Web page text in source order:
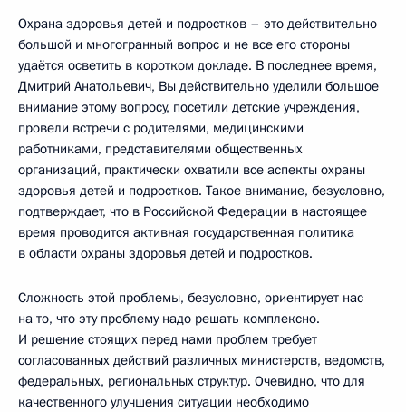
Охрана здоровья детей и подростков – это действительно
большой и многогранный вопрос и не все его стороны
удаётся осветить в коротком докладе. В последнее время,
Дмитрий Анатольевич, Вы действительно уделили большое
внимание этому вопросу, посетили детские учреждения,
провели встречи с родителями, медицинскими
работниками, представителями общественных
организаций, практически охватили все аспекты охраны
здоровья детей и подростков. Такое внимание, безусловно,
подтверждает, что в Российской Федерации в настоящее
время проводится активная государственная политика
в области охраны здоровья детей и подростков.
Сложность этой проблемы, безусловно, ориентирует нас
на то, что эту проблему надо решать комплексно.
И решение стоящих перед нами проблем требует
согласованных действий различных министерств, ведомств,
федеральных, региональных структур. Очевидно, что для
качественного улучшения ситуации необходимо